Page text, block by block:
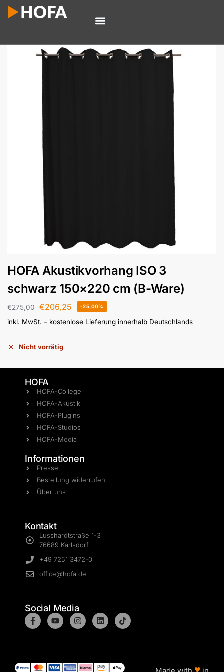
HOFA Akustikvorhang ISO 3
schwarz 150×220 cm (B-Ware)
€275,00 €206,25 -25,00%
inkl. MwSt. – kostenlose Lieferung innerhalb Deutschlands
Nicht vorrätig
HOFA
HOFA-College
HOFA-Akustik
HOFA-Plugins
HOFA-Studios
HOFA-Media
Informationen
Presse
Bestellung widerrufen
Über uns
Kontakt
Lusshardtstraße 1-3
76689 Karlsdorf
+49 7251 3472-0
office@hofa.de
Social Media